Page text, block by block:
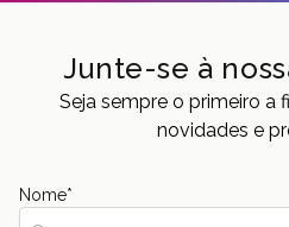
Junte-se à
Seja sempre o primeiro a
novidades e
Nome*